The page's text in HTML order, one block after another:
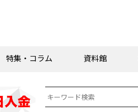
特集・コラム 資料館